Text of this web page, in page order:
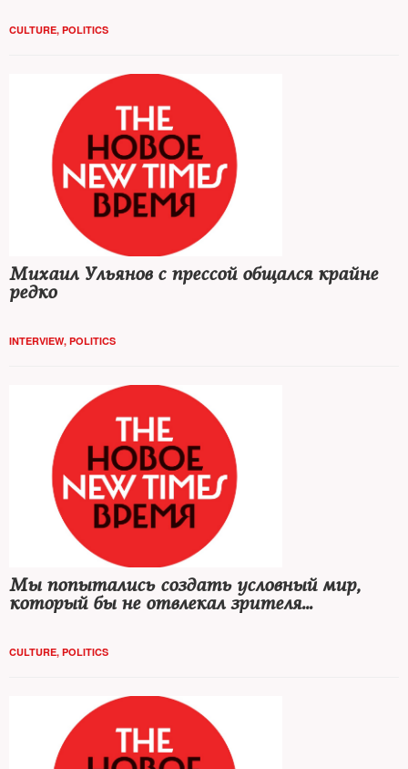
CULTURE, POLITICS
Михаил Ульянов с прессой общался крайне
редко
INTERVIEW, POLITICS
Мы попытались создать условный мир,
который бы не отвлекал зрителя
CULTURE, POLITICS